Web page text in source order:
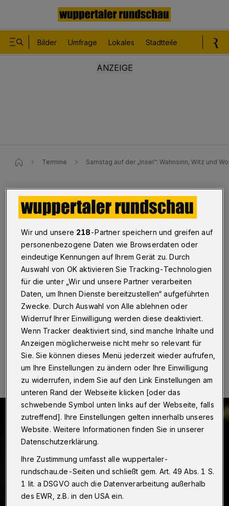
Bilder Umfrage Lokales Stadtteile
Termine Samstag auf der „Insel“: Wahnsinn, Witz und
Samstag ab 19:30 Uhr
„Insel“: Wahnsinn, Witz und
Wortsalat
Wuppertal· Verrückt, abgefahren, durchgeknallt – und
absolut ernst gemeint: „Haiku trifft Limerick trifft Dada“,
das neue Projekt des „Ensemble Sinfonia NRW“,
sprengt Musik- und Sprachgrenzen – und zwar am
Samstag (20. Dezember 2026) ab 19:30 Uhr auf der
„Insel“ an der Wiesenstraße 6.
20.12.2025 , 13:00 Uhr Eine Minute Lesezeit
Wir und unsere 218-Partner speichern und greifen auf
personenbezogene Daten wie Browserdaten oder
eindeutige Kennungen auf Ihrem Gerät zu. Durch
Auswahl von OK aktivieren Sie Tracking-Technologien
für die unter „Wir und unsere Partner verarbeiten
Daten, um Ihnen Dienste bereitzustellen“ aufgeführten
Zwecke. Durch Auswahl von Alle ablehnen oder
Widerruf Ihrer Einwilligung werden diese deaktiviert.
Wenn Tracker deaktiviert sind, sind manche Inhalte und
Anzeigen möglicherweise nicht mehr so relevant für
Sie. Sie können dieses Menü jederzeit wieder aufrufen,
um Ihre Einstellungen zu ändern oder Ihre Einwilligung
zu widerrufen, indem Sie auf den Link Einstellungen am
unteren Rand der Webseite klicken [oder das
schwebende Symbol unten links auf der Webseite, falls
zutreffend]. Ihre Einstellungen gelten innerhalb unseres
Website. Weitere Informationen finden Sie in unserer
Datenschutzerklärung.
Ihre Zustimmung umfasst alle wuppertaler-
rundschau.de-Seiten und schließt gem. Art. 49 Abs. 1 S.
1 lit. a DSGVO auch die Datenverarbeitung außerhalb
des EWR, z.B. in den USA ein.